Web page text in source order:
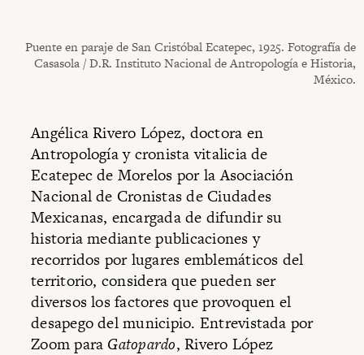
Puente en paraje de San Cristóbal Ecatepec, 1925. Fotografía de
Casasola / D.R. Instituto Nacional de Antropología e Historia,
México.
Angélica Rivero López, doctora en
Antropología y cronista vitalicia de
Ecatepec de Morelos por la Asociación
Nacional de Cronistas de Ciudades
Mexicanas, encargada de difundir su
historia mediante publicaciones y
recorridos por lugares emblemáticos del
territorio, considera que pueden ser
diversos los factores que provoquen el
desapego del municipio. Entrevistada por
Zoom para Gatopardo, Rivero López